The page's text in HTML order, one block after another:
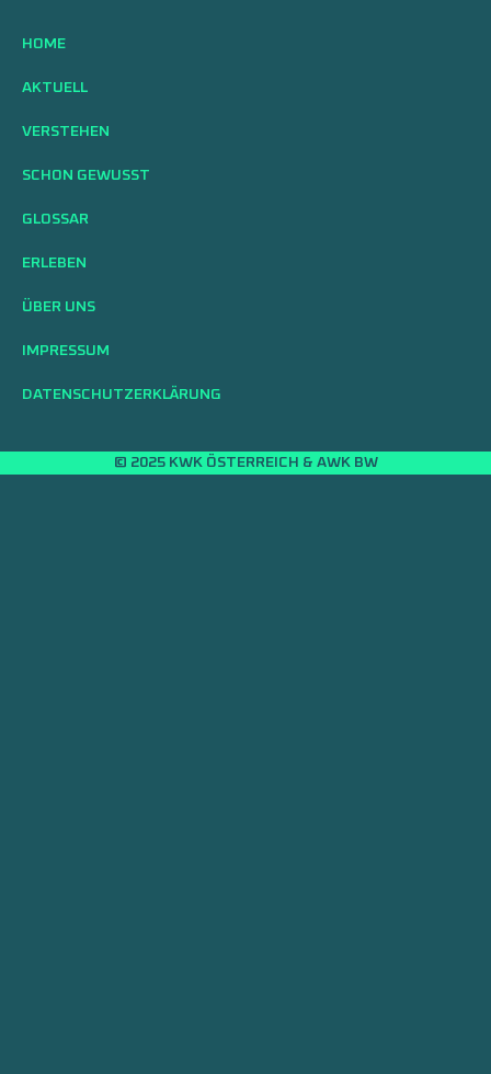
HOME
AKTUELL
VERSTEHEN
SCHON GEWUSST
GLOSSAR
ERLEBEN
ÜBER UNS
IMPRESSUM
DATENSCHUTZERKLÄRUNG
© 2025 KWK ÖSTERREICH & AWK BW